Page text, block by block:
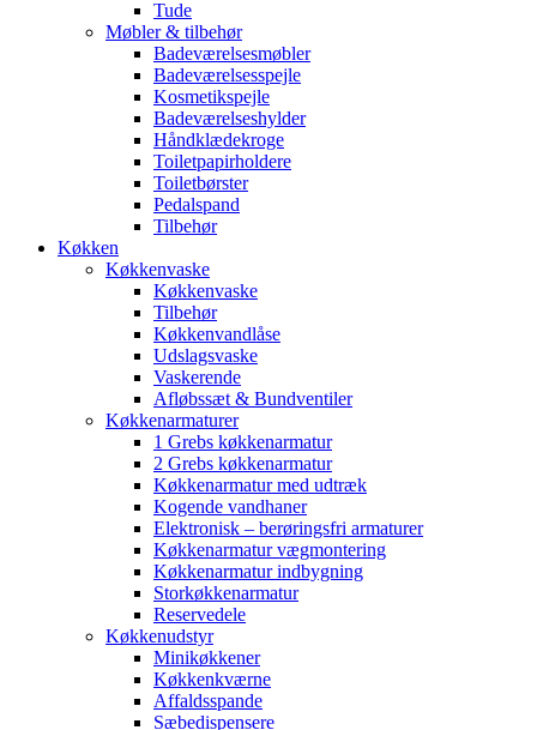
Tude
Møbler & tilbehør
Badeværelsesmøbler
Badeværelsesspejle
Kosmetikspejle
Badeværelseshylder
Håndklædekroge
Toiletpapirholdere
Toiletbørster
Pedalspand
Tilbehør
Køkken
Køkkenvaske
Køkkenvaske
Tilbehør
Køkkenvandlåse
Udslagsvaske
Vaskerende
Afløbssæt & Bundventiler
Køkkenarmaturer
1 Grebs køkkenarmatur
2 Grebs køkkenarmatur
Køkkenarmatur med udtræk
Kogende vandhaner
Elektronisk – berøringsfri armaturer
Køkkenarmatur vægmontering
Køkkenarmatur indbygning
Storkøkkenarmatur
Reservedele
Køkkenudstyr
Minikøkkener
Køkkenkværne
Affaldsspande
Sæbedispensere